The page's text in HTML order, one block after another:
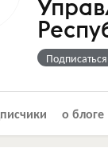
Подписаться
о блоге